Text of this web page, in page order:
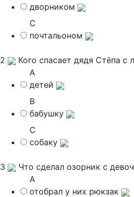
дворником
C
почтальоном
2
Кого спасает дядя Стёпа с
A
детей
B
бабушку
C
собаку
3
Что сделал озорник с
A
отобрал у них рюкзак